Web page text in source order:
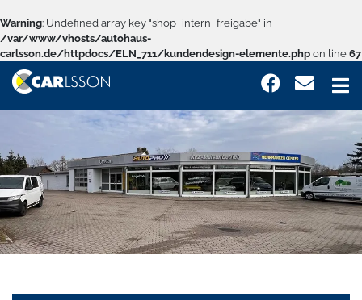
Warning: Undefined array key "shop_intern_freigabe" in
/var/www/vhosts/autohaus-
carlsson.de/httpdocs/ELN_711/kundendesign-elemente.php on line 67